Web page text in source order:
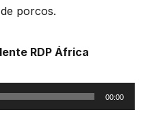
porcos.
RDP África
00:00